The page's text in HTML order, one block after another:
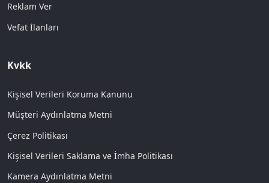
Reklam Ver
Vefat İlanları
Kvkk
Kişisel Verileri Koruma Kanunu
Müşteri Aydınlatma Metni
Çerez Politikası
Kişisel Verileri Saklama ve İmha Politikası
Kamera Aydınlatma Metni